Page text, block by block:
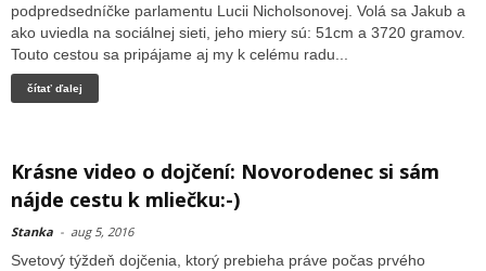
podpredsedníčke parlamentu Lucii Nicholsonovej. Volá sa Jakub a
ako uviedla na sociálnej sieti, jeho miery sú: 51cm a 3720 gramov.
Touto cestou sa pripájame aj my k celému radu...
čítať ďalej
Krásne video o dojčení: Novorodenec si sám
nájde cestu k mliečku:-)
Stanka - aug 5, 2016
Svetový týždeň dojčenia, ktorý prebieha práve počas prvého